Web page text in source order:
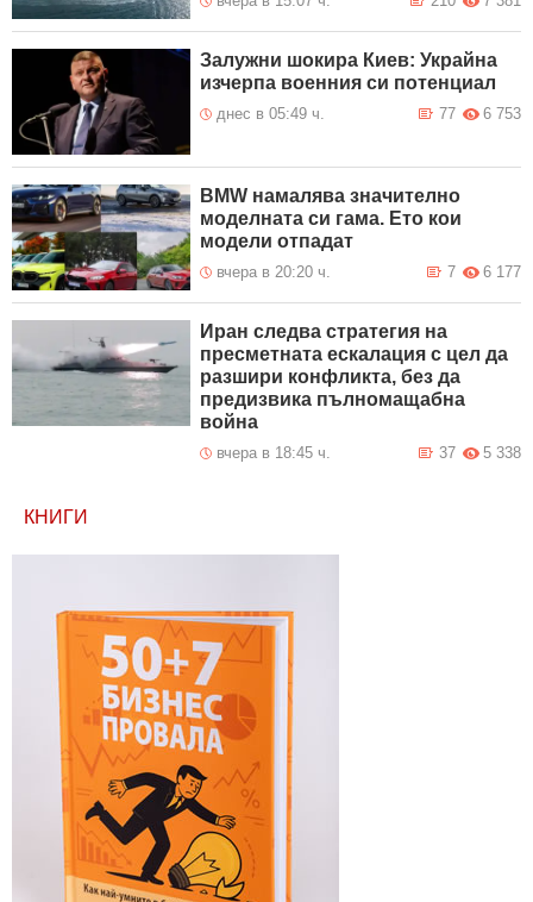
Залужни шокира Киев: Украйна
изчерпа военния си потенциал
днес в 05:49 ч. 6 753
77
BMW намалява значително
моделната си гама. Ето кои
модели отпадат
вчера в 20:20 ч. 6 177
7
Иран следва стратегия на
пресметната ескалация с цел да
разшири конфликта, без да
предизвика пълномащабна
война
вчера в 18:45 ч. 5 338
37
КНИГИ